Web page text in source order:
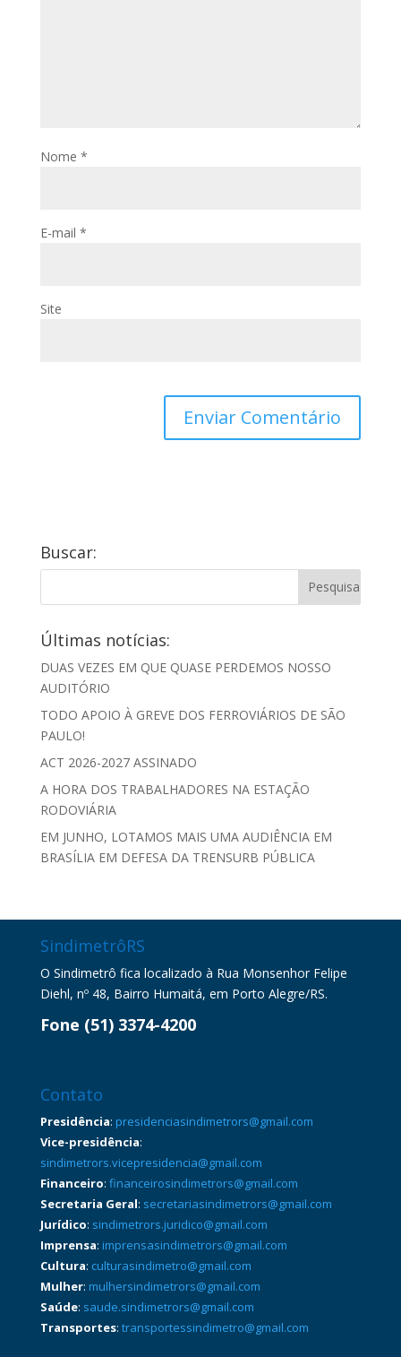
Nome *
E-mail *
Site
Buscar:
Últimas notícias:
DUAS VEZES EM QUE QUASE PERDEMOS NOSSO
AUDITÓRIO
TODO APOIO À GREVE DOS FERROVIÁRIOS DE SÃO
PAULO!
ACT 2026-2027 ASSINADO
A HORA DOS TRABALHADORES NA ESTAÇÃO
RODOVIÁRIA
EM JUNHO, LOTAMOS MAIS UMA AUDIÊNCIA EM
BRASÍLIA EM DEFESA DA TRENSURB PÚBLICA
SindimetrôRS
O Sindimetrô fica localizado à Rua Monsenhor Felipe
Diehl, nº 48, Bairro Humaitá, em Porto Alegre/RS.
Fone (51) 3374-4200
Contato
Presidência: presidenciasindimetrors@gmail.com
Vice-presidência:
sindimetrors.vicepresidencia@gmail.com
Financeiro: financeirosindimetrors@gmail.com
Secretaria Geral: secretariasindimetrors@gmail.com
Jurídico: sindimetrors.juridico@gmail.com
Imprensa: imprensasindimetrors@gmail.com
Cultura: culturasindimetro@gmail.com
Mulher: mulhersindimetrors@gmail.com
Saúde: saude.sindimetrors@gmail.com
Transportes: transportessindimetro@gmail.com